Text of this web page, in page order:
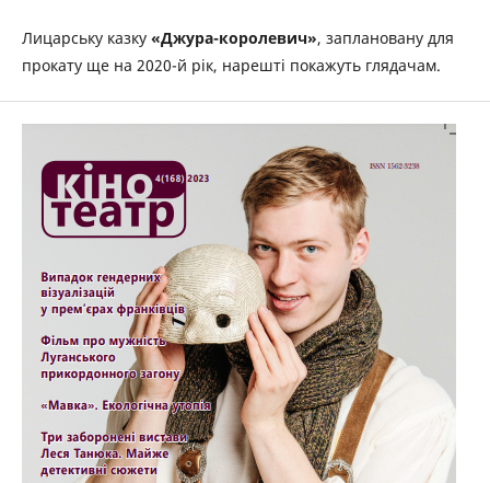
Лицарську казку «Джура-королевич», заплановану для
прокату ще на 2020-й рік, нарешті покажуть глядачам.